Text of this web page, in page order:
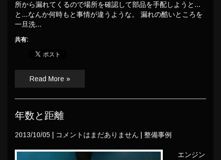
所から漏れてくるので場所を確認して部品を手配しようと…
と…なんか何時もと事情が違うような。 漏れの酷いところを
一旦洗…
共有:
Read More »
年数と距離
2013/10/05 コメントはまだありません 整備事例
エンジン